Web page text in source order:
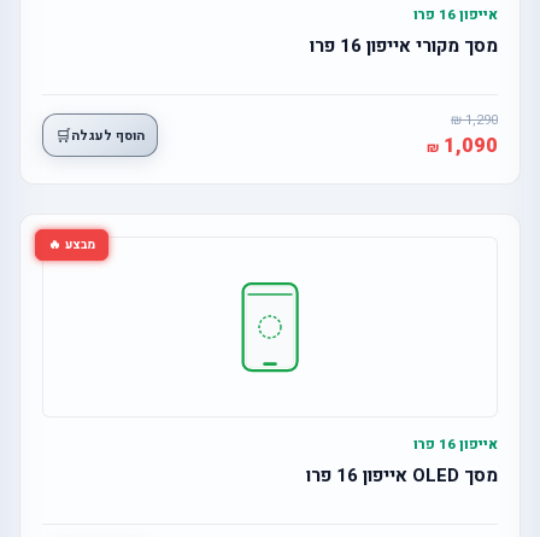
אייפון 16 פרו
מסך מקורי אייפון 16 פרו
1,290
1,090 הוסף לעגלה🛒
מבצע 🔥
אייפון 16 פרו
מסך OLED אייפון 16 פרו